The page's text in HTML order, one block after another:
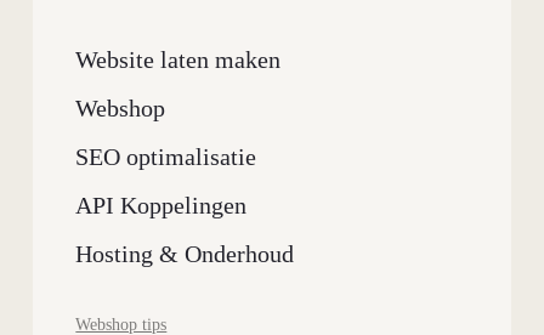
Website laten maken
Webshop
SEO optimalisatie
API Koppelingen
Hosting & Onderhoud
Webshop tips